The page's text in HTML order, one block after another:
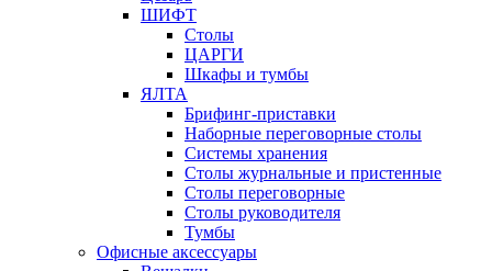
ШИФТ
Столы
ЦАРГИ
Шкафы и тумбы
ЯЛТА
Брифинг-приставки
Наборные переговорные столы
Системы хранения
Столы журнальные и пристенные
Столы переговорные
Столы руководителя
Тумбы
Офисные аксессуары